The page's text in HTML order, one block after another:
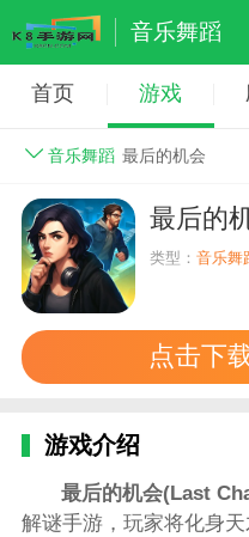
音乐舞蹈
首页 游戏
音乐舞蹈 最后的机会
最后的
类型：音乐舞
点击下
游戏介绍
最后的机会(Last
解谜手游，玩家将化身